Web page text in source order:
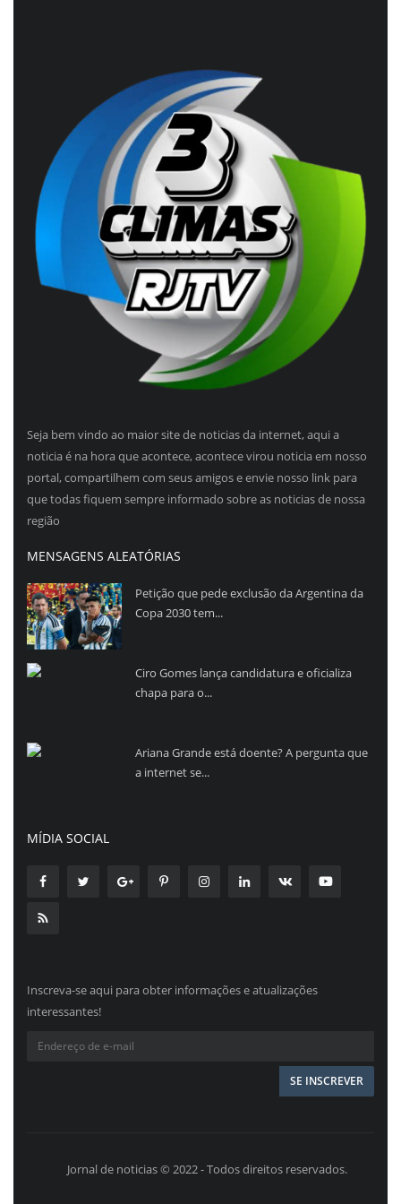
Seja bem vindo ao maior site de noticias da internet, aqui a
noticia é na hora que acontece, acontece virou noticia em nosso
portal, compartilhem com seus amigos e envie nosso link para
que todas fiquem sempre informado sobre as noticias de nossa
região
MENSAGENS ALEATÓRIAS
Petição que pede exclusão da Argentina da
Copa 2030 tem...
Ciro Gomes lança candidatura e oficializa
chapa para o...
Ariana Grande está doente? A pergunta que
a internet se...
MÍDIA SOCIAL
Inscreva-se aqui para obter informações e atualizações
interessantes!
Jornal de noticias © 2022 - Todos direitos reservados.